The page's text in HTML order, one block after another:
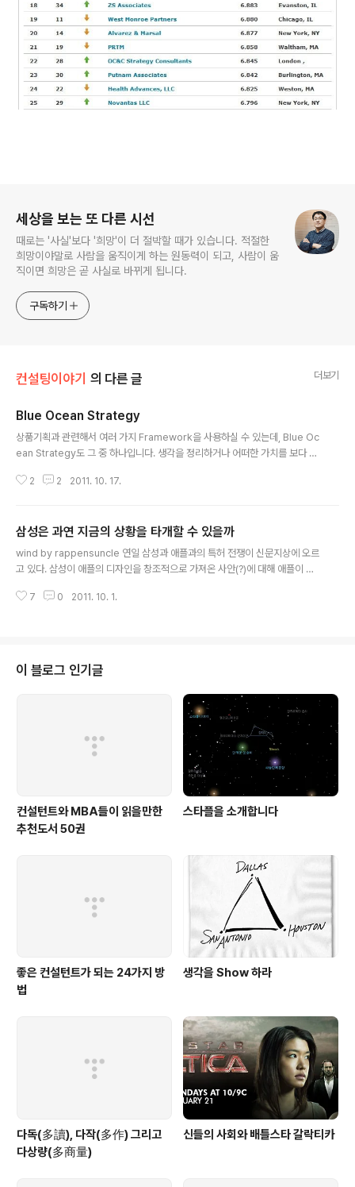
세상을 보는 또 다른 시선
때로는 '사실'보다 '희망'이 더 절박할 때가 있습니다. 적절한
희망이야말로 사람을 움직이게 하는 원동력이 되고, 사람이 움
직이면 희망은 곧 사실로 바뀌게 됩니다.
구독하기
컨설팅이야기 의 다른 글 더보기
Blue Ocean Strategy
상품기획과 관련해서 여러 가지 Framework을 사용하실 수 있는데, Blue Oc
ean Strategy도 그 중 하나입니다. 생각을 정리하거나 어떠한 가치를 보다 높
의 우위를 가지고 있는지를 보다 쉽게 볼 수 있어 전략 캔버스를 주로 사용하게
gHyuk Park
2 2 2011. 10. 17.
삼성은 과연 지금의 상황을 타개할 수 있을까
wind by rappensuncle 연일 삼성과 애플과의 특허 전쟁이 신문지상에 오르
고 있다. 삼성이 애플의 디자인을 창조적으로 가져온 사안(?)에 대해 애플이 특
은 애플을 압박하고 있다. 특히, 스티브 잡스 CEO 사임 이후 팀 쿡이 새롭게 CE
더불어 모바일에서 ARM과의 경쟁에서 진 인텔과 공동으로 OS 개발을 하는 등
구글을 압박하고 있는 전략을 구사함으로써 애플, 구글에 대한 대응을 다각도로
7 0 2011. 10. 1.
이 블로그 인기글
컨설턴트와 MBA들이 읽을만한
추천도서 50권
스타플을 소개합니다
좋은 컨설턴트가 되는 24가지 방
법
생각을 Show 하라
다독(多讀), 다작(多作) 그리고
다상량(多商量)
신들의 사회와 배틀스타 갈락티카